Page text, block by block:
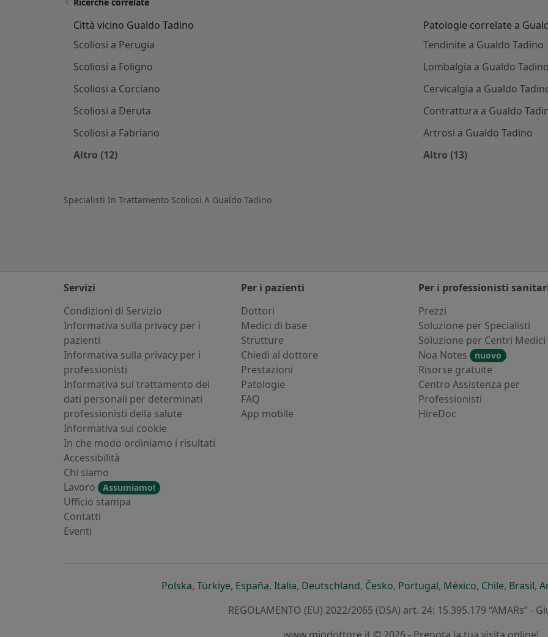
Città vicino Gualdo Tadino
Scoliosi a Perugia
Scoliosi a Foligno
Scoliosi a Corciano
Scoliosi a Deruta
Scoliosi a Fabriano
Altro (12)
Patologie correlate a
Tendinite a Gualdo Tadino
Lombalgia a Gualdo Tadino
Cervicalgia a Gualdo
Contrattura a Gualdo
Artrosi a Gualdo Tadino
Altro (13)
Specialisti In Trattamento Scoliosi A Gualdo Tadino
Servizi
Condizioni di Servizio
Informativa sulla privacy per i
pazienti
Informativa sulla privacy per i
professionisti
Informativa sul trattamento dei
dati personali per determinati
professionisti della salute
Informativa sui cookie
In che modo ordiniamo i risultati
Accessibilità
Chi siamo
Lavoro
Assumiamo!
Ufficio stampa
Contatti
Eventi
Per i pazienti
Dottori
Medici di base
Strutture
Chiedi al dottore
Prestazioni
Patologie
FAQ
App mobile
Per i professionisti
Prezzi
Soluzione per Specialisti
Soluzione per Centri Medici
Noa Notes
nuovo
Risorse gratuite
Centro Assistenza per
Professionisti
HireDoc
Polskasi apre in una nuova scheda
, Türkiyesi apre in una nuova scheda
, Españasi apre in una nuova scheda
, Italiasi apre in una nuova scheda
, Deutschlandsi apre in una nuova scheda
, Českosi apre in una nuova scheda
, Portugalsi apre in una nuova
, Méxicosi apre in una
, Chilesi apre in
, Brasilsi
,
REGOLAMENTO (EU) 2022/2065 (DSA) art. 24: 15.395.179 “AMARs” -